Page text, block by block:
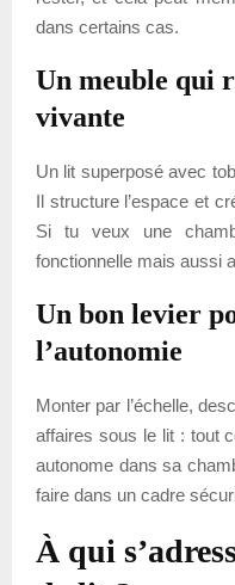
dans certains cas.
Un meuble qui
vivante
Un lit superposé avec
Il structure l’espace et
Si tu veux une
fonctionnelle mais aussi
Un bon levier
l’autonomie
Monter par l’échelle,
affaires sous le lit : tout
autonome dans sa
faire dans un cadre
À qui